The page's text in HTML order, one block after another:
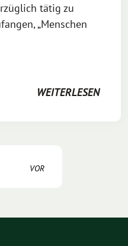
tätig zu
„Menschen
WEITERLESEN
VOR